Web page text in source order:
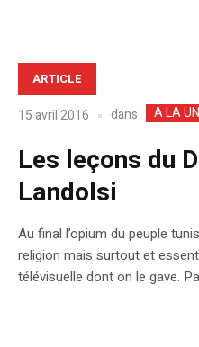
ARTICLE
15 avril 2016 dans A LA
Les leçons du
Landolsi
Au final l’opium du peuple
religion mais surtout et
télévisuelle dont on le gave.